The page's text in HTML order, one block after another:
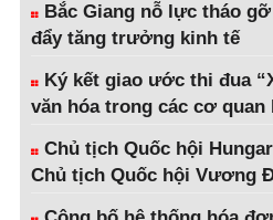
Bắc Giang nỗ lực tháo
đẩy tăng trưởng kinh tế
Ký kết giao ước thi đua
văn hóa trong các cơ quan
Chủ tịch Quốc hội
Chủ tịch Quốc hội Vương